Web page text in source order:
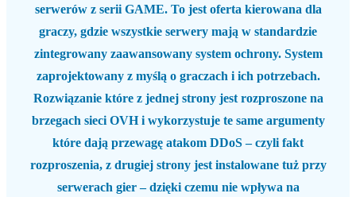
serwerów z serii GAME. To jest oferta kierowana dla
graczy, gdzie wszystkie serwery mają w standardzie
zintegrowany zaawansowany system ochrony. System
zaprojektowany z myślą o graczach i ich potrzebach.
Rozwiązanie które z jednej strony jest rozproszone na
brzegach sieci OVH i wykorzystuje te same argumenty
które dają przewagę atakom DDoS – czyli fakt
rozproszenia, z drugiej strony jest instalowane tuż przy
serwerach gier – dzięki czemu nie wpływa na